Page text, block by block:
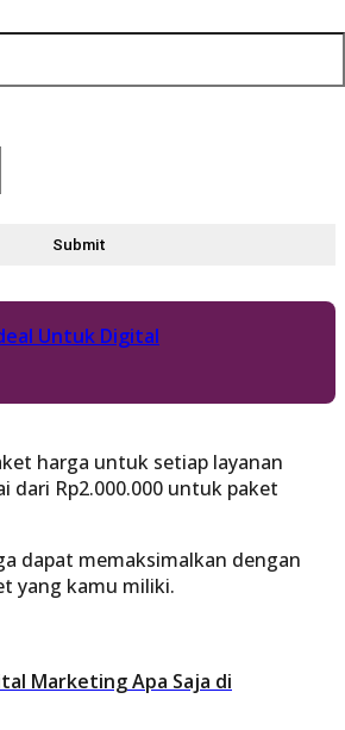
Untuk Digital
harga untuk setiap layanan
dari Rp2.000.000 untuk paket
dapat memaksimalkan dengan
yang kamu miliki.
Marketing Apa Saja di